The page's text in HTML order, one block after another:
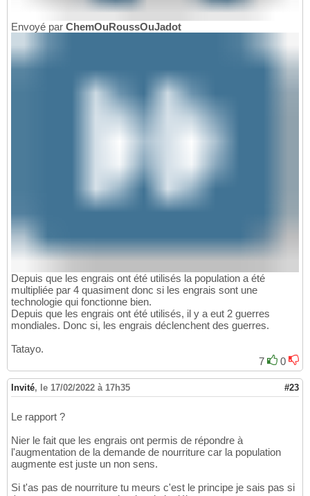
Envoyé par ChemOuRoussOuJadot
Depuis que les engrais ont été utilisés la population a été
multipliée par 4 quasiment donc si les engrais sont une
technologie qui fonctionne bien.
Depuis que les engrais ont été utilisés, il y a eut 2 guerres
mondiales. Donc si, les engrais déclenchent des guerres.
Tatayo.
7
0
Invité, le 17/02/2022 à 17h35 #23
Le rapport ?
Nier le fait que les engrais ont permis de répondre à
l'augmentation de la demande de nourriture car la population
augmente est juste un non sens.
Si t'as pas de nourriture tu meurs c'est le principe je sais pas si